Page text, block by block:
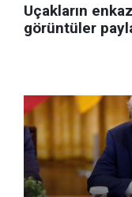
Uçakların
görüntüler